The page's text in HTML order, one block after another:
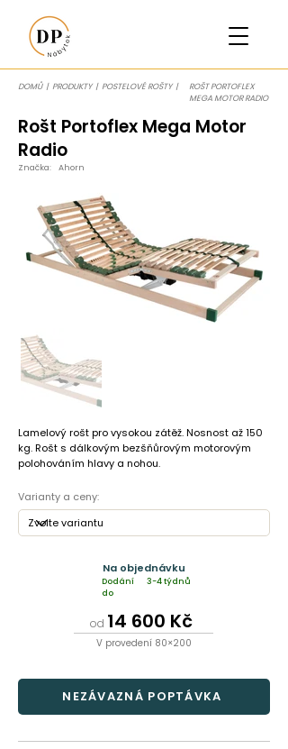
DOMŮ| PRODUKTY| POSTELOVÉ ROŠTY |
ROŠT PORTOFLEX
MEGA MOTOR RADIO
Rošt Portoflex Mega Motor
Radio
Značka: Ahorn
Lamelový rošt pro vysokou zátěž. Nosnost až 150
kg. Rošt s dálkovým bezšňůrovým motorovým
polohováním hlavy a nohou.
Varianty a ceny:
Na objednávku
Dodání
do
3-4 týdnů
od 14 600 Kč
V provedení 80×200
NEZÁVAZNÁ POPTÁVKA